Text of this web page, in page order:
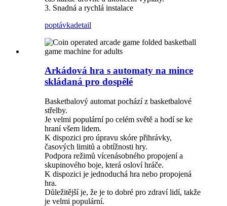
3. Snadná a rychlá instalace
poptávkadetail
Arkádová hra s automaty na mince
skládaná pro dospělé
Basketbalový automat pochází z basketbalové
střelby.
Je velmi populární po celém světě a hodí se ke
hraní všem lidem.
K dispozici pro úpravu skóre přihrávky,
časových limitů a obtížnosti hry.
Podpora režimů vícenásobného propojení a
skupinového boje, která osloví hráče.
K dispozici je jednoduchá hra nebo propojená
hra.
Důležitější je, že je to dobré pro zdraví lidí, takže
je velmi populární.